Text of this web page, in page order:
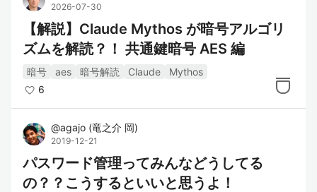
2026-07-30
【解説】Claude Mythos が暗号アルゴリ
ズムを解読？！ 共通鍵暗号 AES 編
暗号 aes 暗号解読 Claude
Mythos
6
@agajo (竜之介 岡)
2019-12-21
パスワード管理ってみんなどうしてる
の？？こうするといいと思うよ！